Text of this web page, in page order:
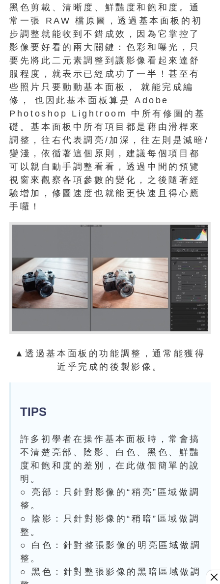
黑色剪載、清晰度、鮮豔度和飽和度。通
常一張 RAW 檔原圖，透過基本面板的初
步調整就能收到不錯成效，因為它掌控了
影像要好看的兩大關鍵：色彩和曝光，只
要先將此二元素調整到讓影像看起來達舒
服程度，就表示已經成功了一半！甚至有
些照片只要動動基本面板， 就能完成編
修， 也因此基本面板算是 Adobe
Photoshop Lightroom 中所有修圖的基
礎。基本面板中所有項目都是藉由滑桿來
調整，往右代表調亮/加深，往左則是減暗/
變淺，依循著這個原則，建議每個項目都
可以親自動手調整看看，透過中間的預覽
視窗來觀察各項參數的變化，之後隨著經
驗增加，修圖速度也就能更快速且得心應
手囉！
▲透過基本面板的功能調整，通常能獲得
近乎完成的後製影像。
TIPS
許多初學者在操作基本面板時，常會搞
不清楚亮部、陰影、白色、黑色、鮮豔
度和飽和度的差別，在此做個簡單的說
明。
○ 亮部：只針對影像的“稍亮”區域做調
整。
○ 陰影：只針對影像的“稍暗”區域做調
整。
○ 白色：針對整張影像的明亮區域做調
整。
○ 黑色：針對整張影像的黑暗區域做調